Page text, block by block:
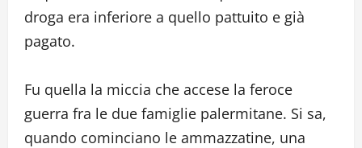
droga era inferiore a quello pattuito e già
pagato.
Fu quella la miccia che accese la feroce
guerra fra le due famiglie palermitane. Si sa,
quando cominciano le ammazzatine, una